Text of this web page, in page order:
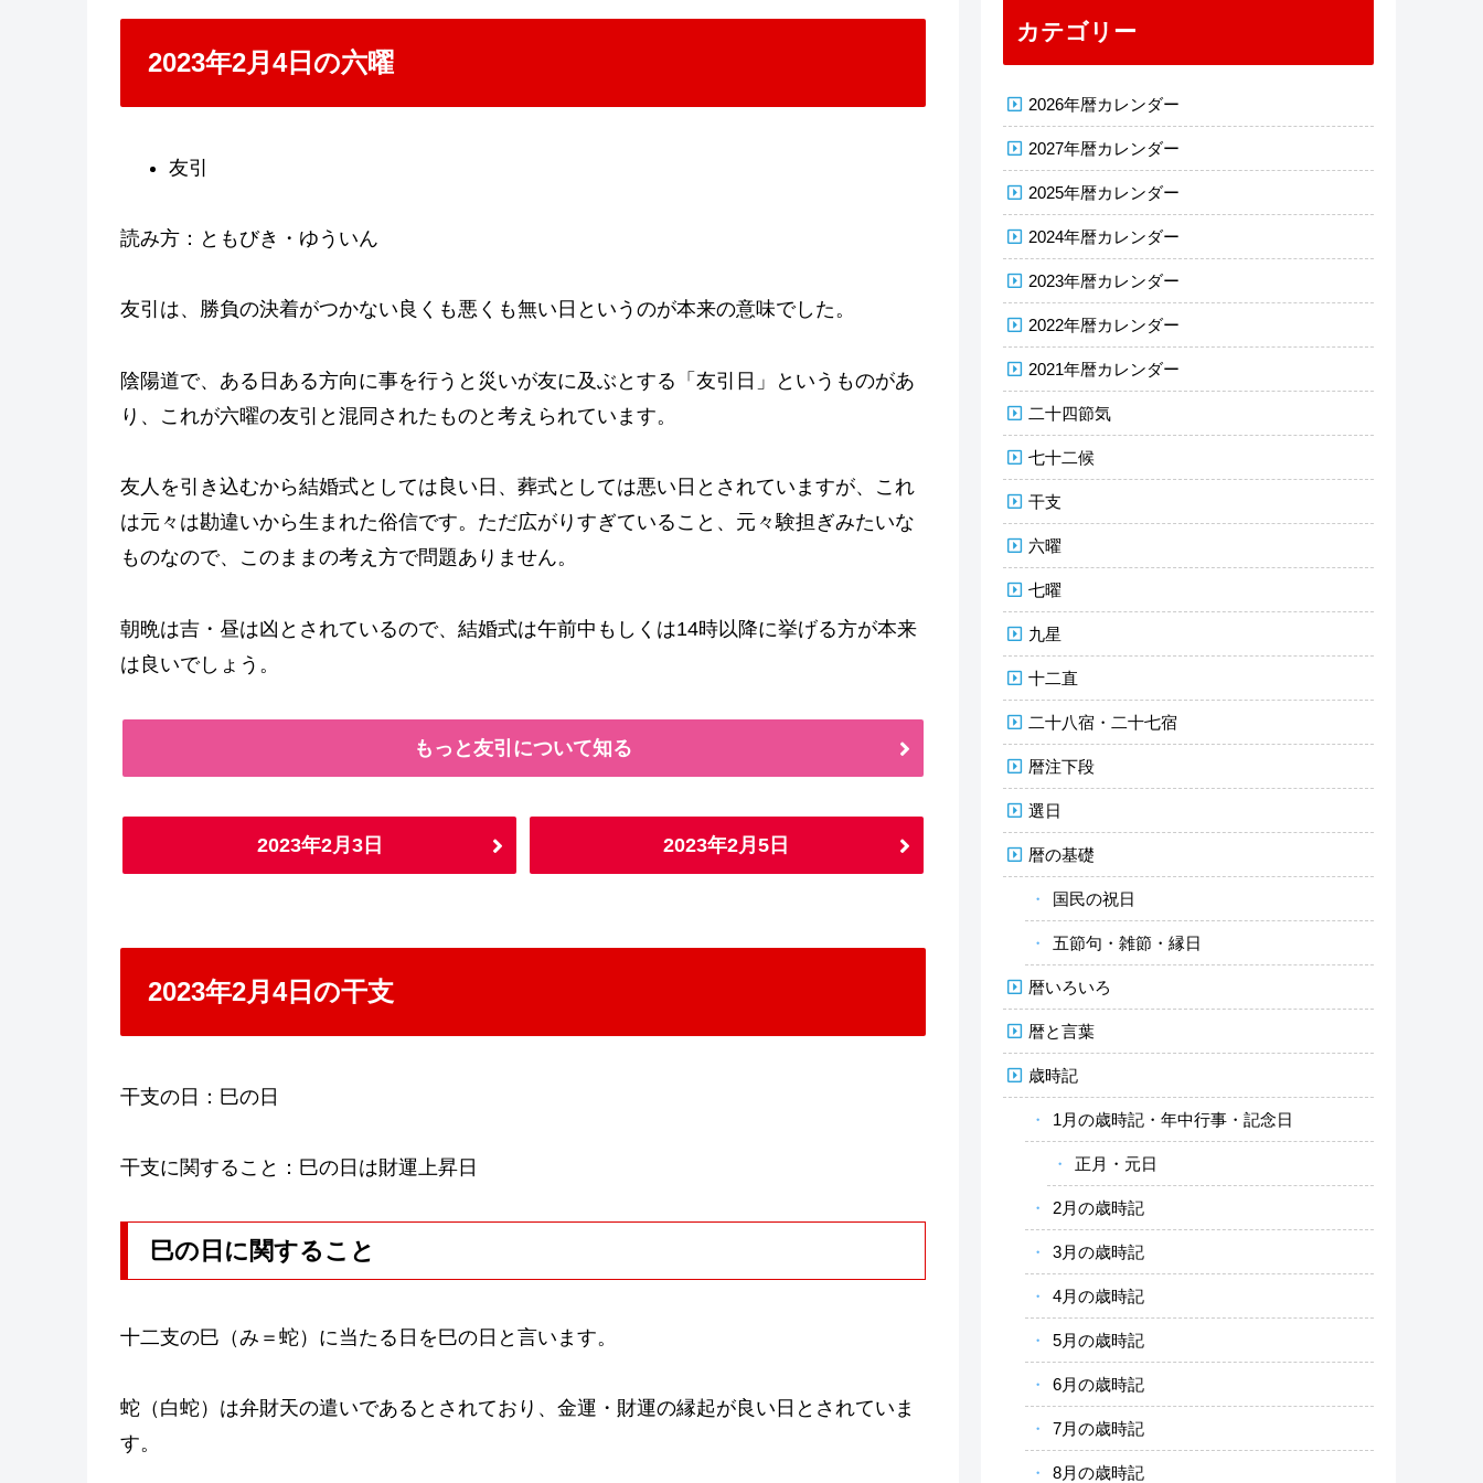
2023年2月4日の六曜
友引
読み方：ともびき・ゆういん
友引は、勝負の決着がつかない良くも悪くも無い日というのが本来の意味でした。
陰陽道で、ある日ある方向に事を行うと災いが友に及ぶとする「友引日」というものがあ
り、これが六曜の友引と混同されたものと考えられています。
友人を引き込むから結婚式としては良い日、葬式としては悪い日とされていますが、これ
は元々は勘違いから生まれた俗信です。ただ広がりすぎていること、元々験担ぎみたいな
ものなので、このままの考え方で問題ありません。
朝晩は吉・昼は凶とされているので、結婚式は午前中もしくは14時以降に挙げる方が本来
は良いでしょう。
もっと友引について知る
2023年2月3日 2023年2月5日
2023年2月4日の干支
干支の日：巳の日
干支に関すること：巳の日は財運上昇日
巳の日に関すること
十二支の巳（み＝蛇）に当たる日を巳の日と言います。
蛇（白蛇）は弁財天の遣いであるとされており、金運・財運の縁起が良い日とされていま
す。
カテゴリー
2026年暦カレンダー
2027年暦カレンダー
2025年暦カレンダー
2024年暦カレンダー
2023年暦カレンダー
2022年暦カレンダー
2021年暦カレンダー
二十四節気
七十二候
干支
六曜
七曜
九星
十二直
二十八宿・二十七宿
暦注下段
選日
暦の基礎
国民の祝日
五節句・雑節・縁日
暦いろいろ
暦と言葉
歳時記
1月の歳時記・年中行事・記念日
正月・元日
2月の歳時記
3月の歳時記
4月の歳時記
5月の歳時記
6月の歳時記
7月の歳時記
8月の歳時記